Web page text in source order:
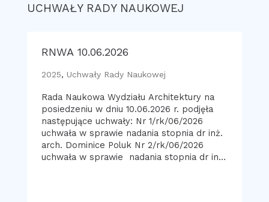
UCHWAŁY RADY NAUKOWEJ
RNWA 10.06.2026
2025, Uchwały Rady Naukowej
Rada Naukowa Wydziału Architektury na
posiedzeniu w dniu 10.06.2026 r. podjęła
następujące uchwały: Nr 1/rk/06/2026
uchwała w sprawie nadania stopnia dr inż.
arch. Dominice Poluk Nr 2/rk/06/2026
uchwała w sprawie nadania stopnia dr inż.